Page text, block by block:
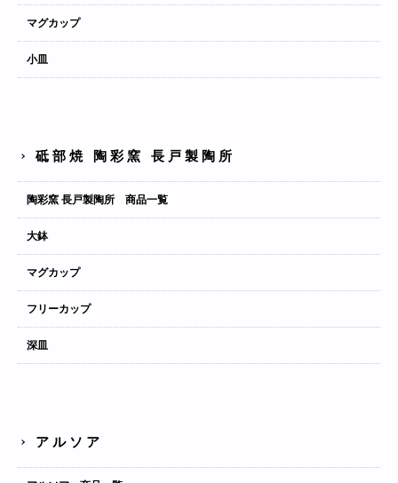
マグカップ
小皿
砥部焼 陶彩窯 長戸製陶所
陶彩窯 長戸製陶所 商品一覧
大鉢
マグカップ
フリーカップ
深皿
アルソア